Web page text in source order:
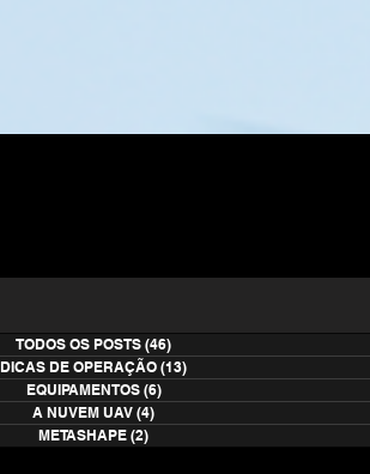
TODOS OS POSTS (46)
DICAS DE OPERAÇÃO (13)
EQUIPAMENTOS (6)6 posts
A NUVEM UAV (4)
METASHAPE (2)